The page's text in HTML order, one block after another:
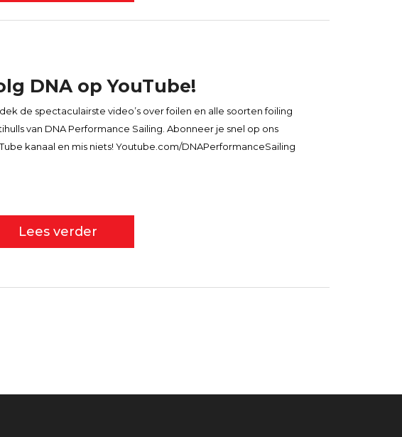
DNA op YouTube!
de spectaculairste video’s over foilen en alle soorten foiling
van DNA Performance Sailing. Abonneer je snel op ons
kanaal en mis niets! Youtube.com/DNAPerformanceSailing
Lees verder